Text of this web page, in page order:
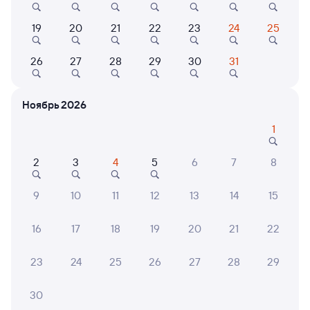
Выбор любимых мест на схемах вагонов
Подробные ответы на вопросы о поездке или
покупке
Частые вопросы
Что нужно, чтобы сесть в поезд?
Как поменять билет на другую дату или
на другой поезд?
Как вернуть билет?
пассажира?
19 20 21 22 23 24 25
26 27 28 29 30 31
Ноябрь 2026
1
2 3 4 5 6 7 8
9 10 11 12 13 14 15
16 17 18 19 20 21 22
23 24 25 26 27 28 29
30